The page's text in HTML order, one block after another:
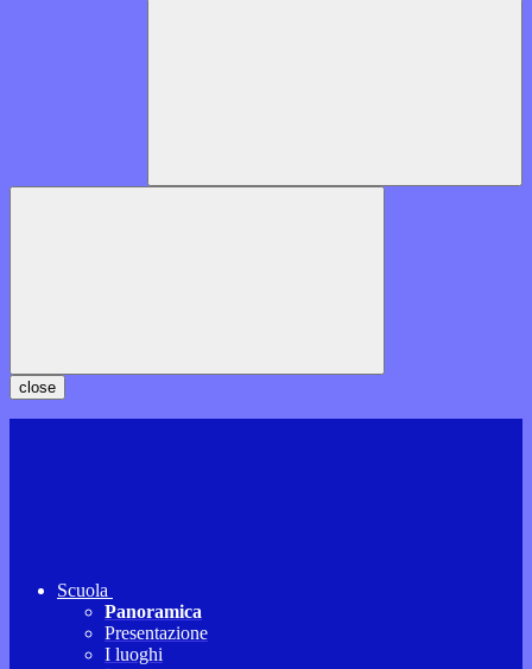
close
Scuola
Panoramica
Presentazione
I luoghi